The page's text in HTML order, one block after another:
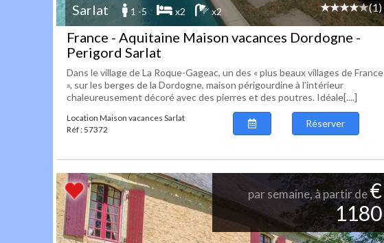
Sarlat 1 -5 x2 x2 (1)
France - Aquitaine Maison vacances Dordogne -
Perigord Sarlat
Dans le village de La Roque-Gageac, un des « plus beaux villages de France
», sur les berges de la Dordogne, maison périgourdine à l'intérieur
chaleureusement décoré avec des pierres et des poutres. Idéale[....]
Location Maison vacances Sarlat
Réf : 57372
Réserver
par semaine, à partir de€
1180